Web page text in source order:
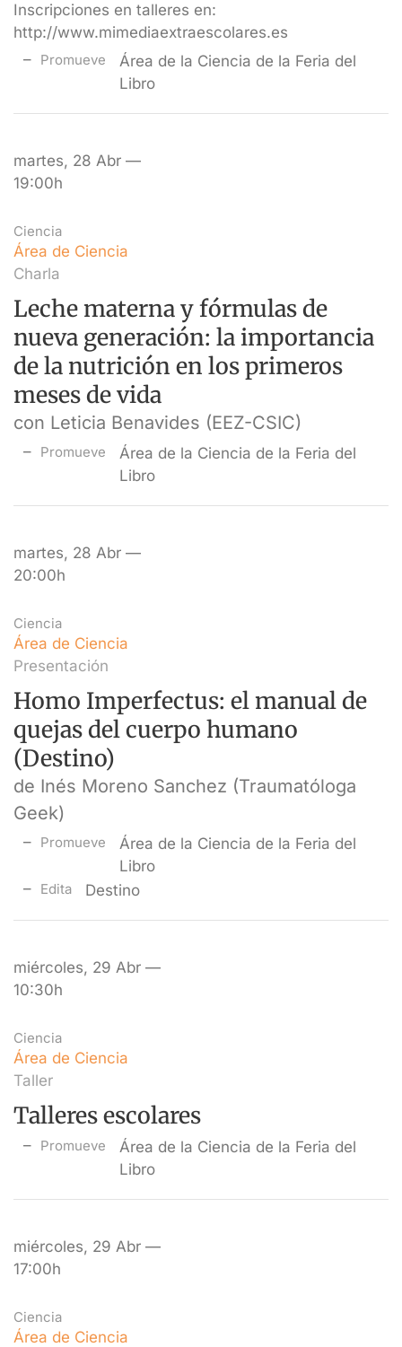
Inscripciones en talleres en:
http://www.mimediaextraescolares.es
Promueve
Área de la Ciencia de la Feria del
Libro
martes, 28 Abr —
19:00h
Ciencia
Área de Ciencia
Charla
Leche materna y fórmulas de
nueva generación: la importancia
de la nutrición en los primeros
meses de vida
con Leticia Benavides (EEZ-CSIC)
Promueve
Área de la Ciencia de la Feria del
Libro
martes, 28 Abr —
20:00h
Ciencia
Área de Ciencia
Presentación
Homo Imperfectus: el manual de
quejas del cuerpo humano
(Destino)
de Inés Moreno Sanchez (Traumatóloga
Geek)
Promueve
Área de la Ciencia de la Feria del
Libro
Edita Destino
miércoles, 29 Abr —
10:30h
Ciencia
Área de Ciencia
Taller
Talleres escolares
Promueve
Área de la Ciencia de la Feria del
Libro
miércoles, 29 Abr —
17:00h
Ciencia
Área de Ciencia